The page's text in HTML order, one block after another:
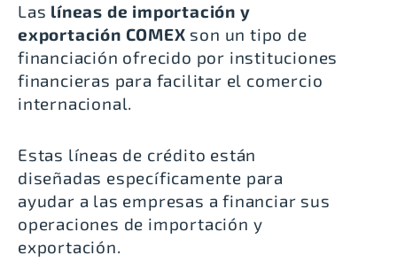
Las líneas de importación y
exportación COMEX son un tipo de
financiación ofrecido por instituciones
financieras para facilitar el comercio
internacional.
Estas líneas de crédito están
diseñadas específicamente para
ayudar a las empresas a financiar sus
operaciones de importación y
exportación.